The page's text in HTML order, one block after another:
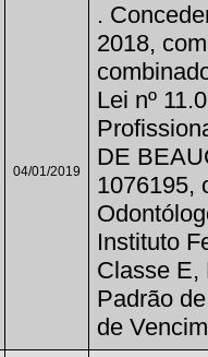
04/01/2019
.
2018,
Lei nº
DE
1076195,
Instituto
Classe E,
Padrão
de